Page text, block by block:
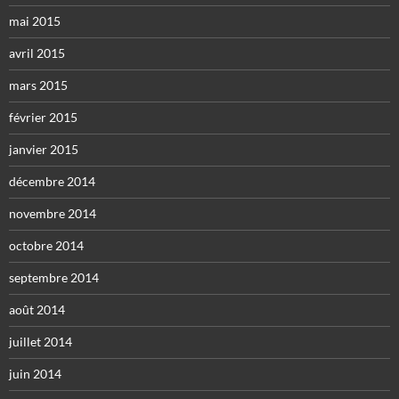
mai 2015
avril 2015
mars 2015
février 2015
janvier 2015
décembre 2014
novembre 2014
octobre 2014
septembre 2014
août 2014
juillet 2014
juin 2014